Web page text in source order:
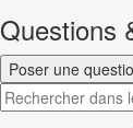
Questions
Poser une